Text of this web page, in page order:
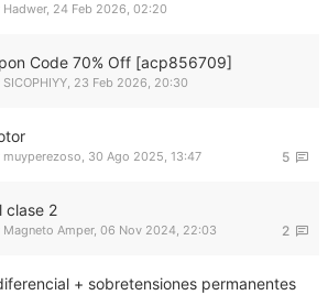
Hadwer, 24 Feb 2026, 02:20
Code 70% Off [acp856709]
SICOPHIYY, 23 Feb 2026, 20:30
5
muyperezoso, 30 Ago 2025, 13:47
clase 2
2
Magneto Amper, 06 Nov 2024, 22:03
+ sobretensiones permanentes